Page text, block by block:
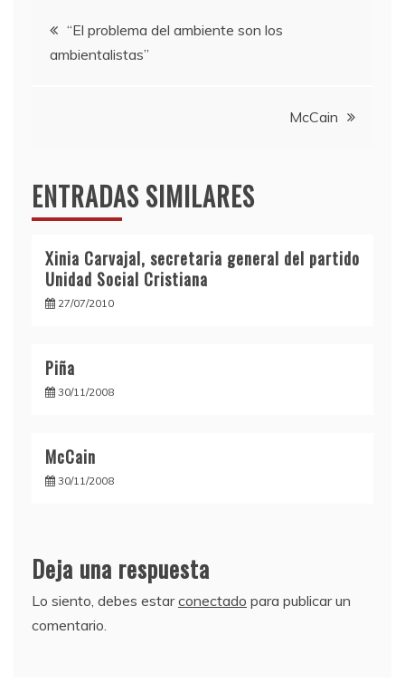
Navegación
de
“El problema del ambiente son los
ambientalistas”
McCain
ENTRADAS SIMILARES
Xinia Carvajal, secretaria general del partido
Unidad Social Cristiana
27/07/2010
Piña
30/11/2008
McCain
30/11/2008
Deja una respuesta
Lo siento, debes estarconectado para publicar un
comentario.